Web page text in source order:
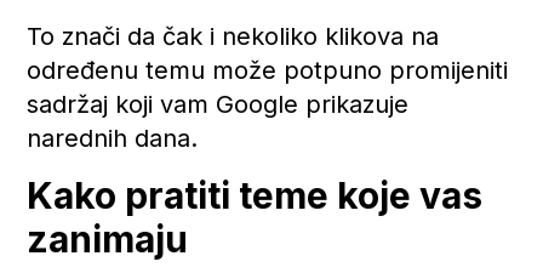
To znači da čak i nekoliko klikova na
određenu temu može potpuno promijeniti
sadržaj koji vam Google prikazuje
narednih dana.
Kako pratiti teme koje vas
zanimaju